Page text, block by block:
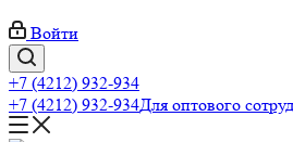
Войти
+7 (4212) 932-934
+7 (4212) 932-934Для оптового